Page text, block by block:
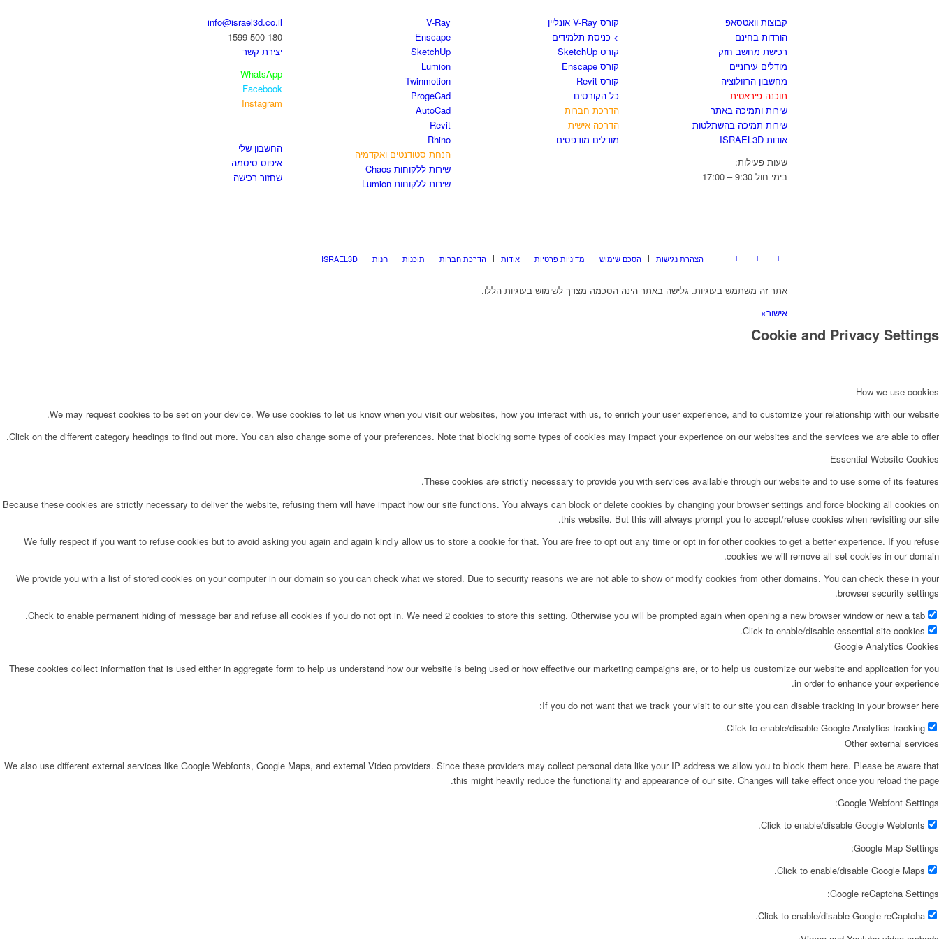
info@israel3d.co.il
1599-500-180
יצירת קשר
WhatsApp
Facebook
Instagram
החשבון שלי
איפוס סיסמה
שחזור רכישה
V-Ray
Enscape
SketchUp
Lumion
Twinmotion
ProgeCad
AutoCad
Revit
Rhino
הנחת סטודנטים ואקדמיה
שירות ללקוחות Chaos
שירות ללקוחות Lumion
קורס V-Ray אונליין
> כניסת תלמידים
קורס SketchUp
קורס Enscape
קורס Revit
כל הקורסים
הדרכת חברות
הדרכה אישית
מודלים מודפסים
קבוצות וואטסאפ
הורדות בחינם
רכישת מחשב חזק
מודלים עירוניים
מחשבון הרזולוציה
תוכנה פיראטית
שירות ותמיכה באתר
שירות תמיכה בהשתלטות
אודות ISRAEL3D
שעות פעילות:
בימי חול 9:30 – 17:00
ISRAEL3D חנות תוכנות הדרכת חברות אודות מדיניות פרטיות הסכם שימוש הצהרת נגישות
אתר זה משתמש בעוגיות. גלישה באתר הינה הסכמה מצדך לשימוש בעוגיות הללו.
אישור×
Cookie and Privacy Settings
How we use cookies
We may request cookies to be set on your device. We use cookies to let us know when you visit our websites, how you interact with us, to enrich your user experience, and to customize your relationship with our website.
Click on the different category headings to find out more. You can also change some of your preferences. Note that blocking some types of cookies may impact your experience on our websites and the services we are able to offer.
Essential Website Cookies
These cookies are strictly necessary to provide you with services available through our website and to use some of its features.
Because these cookies are strictly necessary to deliver the website, refusing them will have impact how our site functions. You always can block or delete cookies by changing your browser settings and force blocking all cookies on
this website. But this will always prompt you to accept/refuse cookies when revisiting our site.
We fully respect if you want to refuse cookies but to avoid asking you again and again kindly allow us to store a cookie for that. You are free to opt out any time or opt in for other cookies to get a better experience. If you refuse
cookies we will remove all set cookies in our domain.
We provide you with a list of stored cookies on your computer in our domain so you can check what we stored. Due to security reasons we are not able to show or modify cookies from other domains. You can check these in your
browser security settings.
Check to enable permanent hiding of message bar and refuse all cookies if you do not opt in. We need 2 cookies to store this setting. Otherwise you will be prompted again when opening a new browser window or new a tab.
Click to enable/disable essential site cookies.
Google Analytics Cookies
These cookies collect information that is used either in aggregate form to help us understand how our website is being used or how effective our marketing campaigns are, or to help us customize our website and application for you
in order to enhance your experience.
If you do not want that we track your visit to our site you can disable tracking in your browser here:
Click to enable/disable Google Analytics tracking.
Other external services
We also use different external services like Google Webfonts, Google Maps, and external Video providers. Since these providers may collect personal data like your IP address we allow you to block them here. Please be aware that
this might heavily reduce the functionality and appearance of our site. Changes will take effect once you reload the page.
Google Webfont Settings:
Click to enable/disable Google Webfonts.
Google Map Settings:
Click to enable/disable Google Maps.
Google reCaptcha Settings:
Click to enable/disable Google reCaptcha.